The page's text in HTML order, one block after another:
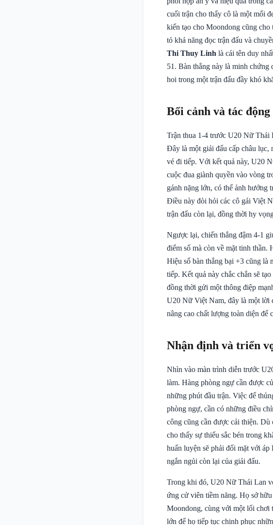
cuối trận cho thấy cô là một mối
kiến tạo cho Moondong cũng
tỏ khả năng đọc trận đấu và
Thi Thuy Linh là cái tên duy
51. Bàn thắng này là minh chứng
hoi trong một trận đấu đầy khó
Bối cảnh và tác động
Trận thua 1-4 trước U20 Nữ Thái
Đây là một giải đấu cấp châu lục,
vé đi tiếp. Với kết quả này, U20
cuộc đua giành quyền vào vòng
gánh nặng lớn, có thể ảnh hưởng
Điều này đòi hỏi các cô gái Việt
trận đấu còn lại, đồng thời hy
Ngược lại, chiến thắng đậm 4-1
điểm số mà còn về mặt tinh thần.
Hiệu số bàn thắng bại +3 cũng là
tiếp. Kết quả này chắc chắn sẽ
đồng thời gửi một thông điệp
U20 Nữ Việt Nam, đây là một lời
nâng cao chất lượng toàn diện để
Nhận định và triển
Nhìn vào màn trình diễn trước
làm. Hàng phòng ngự cần được
những phút đầu trận. Việc để
phòng ngự, cần có những điều
công cũng cần được cải thiện.
cho thấy sự thiếu sắc bén trong
huấn luyện sẽ phải đối mặt với
ngắn ngủi còn lại của giải đấu.
Trong khi đó, U20 Nữ Thái Lan
ứng cử viên tiềm năng. Họ sở
Moondong, cùng với một lối chơi
lớn để họ tiếp tục chinh phục